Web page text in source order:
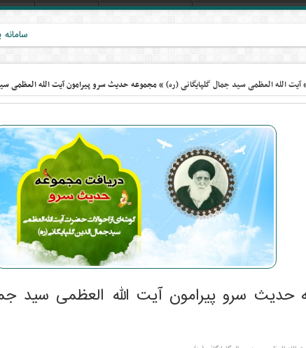
سامانه
آیت الله العظمی سید جمال گلپایگانی (ره) »مجموعه حدیث سرو پیرامون آیت الله العظمی
حدیث سرو پیرامون آیت الله العظمی سید